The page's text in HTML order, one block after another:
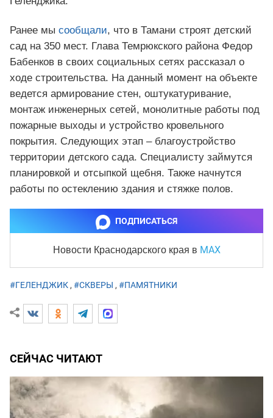
Ранее мы сообщали, что в Тамани строят детский
сад на 350 мест. Глава Темрюкского района Федор
Бабенков в своих социальных сетях рассказал о
ходе строительства. На данный момент на объекте
ведется армирование стен, оштукатуривание,
монтаж инженерных сетей, монолитные работы под
пожарные выходы и устройство кровельного
покрытия. Следующих этап – благоустройство
территории детского сада. Специалисту займутся
планировкой и отсыпкой щебня. Также начнутся
работы по остеклению здания и стяжке полов.
ПОДПИСАТЬСЯ
Новости Краснодарского края в MAX
#ГЕЛЕНДЖИК, #СКВЕРЫ , #ПАМЯТНИКИ
СЕЙЧАС ЧИТАЮТ